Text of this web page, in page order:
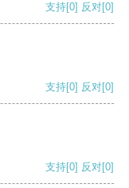
支持[0] 反对[0]
支持[0] 反对[0]
支持[0] 反对[0]